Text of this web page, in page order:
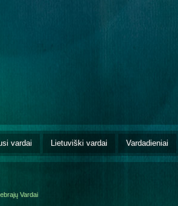
vardai Lietuviški vardai Vardadieniai
Vardai